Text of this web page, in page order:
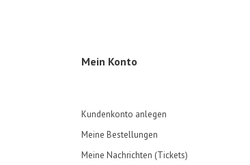
Mein Konto
Kundenkonto anlegen
Meine Bestellungen
Meine Nachrichten (Tickets)